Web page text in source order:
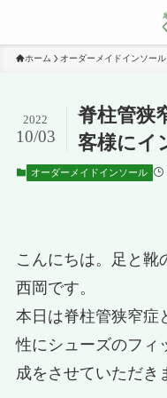
ホーム オーダーメイドインソール
脊柱管狭
客様にイ
2022
10/03
オーダーメイドインソール
こんにちは。足と靴
西岡です。
本日は脊柱管狭窄症
性にシューズのフィ
成をさせていただき